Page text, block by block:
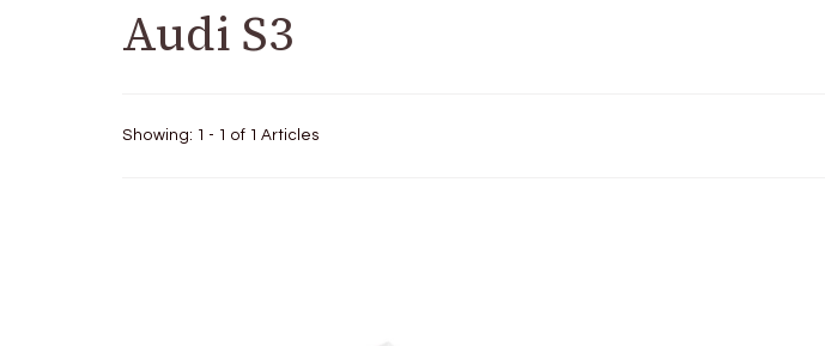
Audi S3
Showing: 1 - 1 of 1 Articles